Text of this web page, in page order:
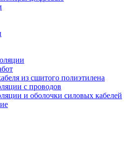
из сшитого полиэтилена
с проводов
и оболочки силовых кабелей